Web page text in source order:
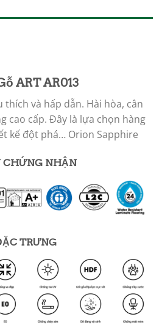
ART AR013
thích và hấp dẫn. Hài hòa, cân
cao cấp. Đây là lựa chọn hàng
kế đột phá… Orion Sapphire
CHỨNG NHẬN
TRƯNG